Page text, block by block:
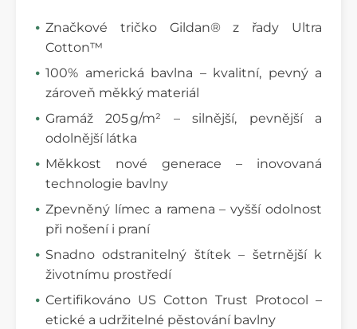
Značkové tričko Gildan® z řady Ultra
Cotton™
100% americká bavlna – kvalitní, pevný a
zároveň měkký materiál
Gramáž 205 g/m² – silnější, pevnější a
odolnější látka
Měkkost nové generace – inovovaná
technologie bavlny
Zpevněný límec a ramena – vyšší odolnost
při nošení i praní
Snadno odstranitelný štítek – šetrnější k
životnímu prostředí
Certifikováno US Cotton Trust Protocol –
etické a udržitelné pěstování bavlny